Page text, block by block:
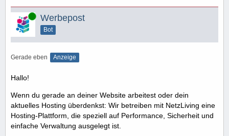
Online Werbepost
Bot
Gerade eben Anzeige
Hallo!
Wenn du gerade an deiner Website arbeitest oder dein
aktuelles Hosting überdenkst: Wir betreiben mit NetzLiving eine
Hosting-Plattform, die speziell auf Performance, Sicherheit und
einfache Verwaltung ausgelegt ist.